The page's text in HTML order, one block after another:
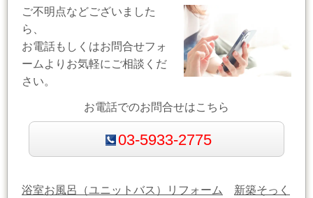
ご不明点などございました
ら、
お電話もしくはお問合せフォ
ームよりお気軽にご相談くだ
さい。
お電話でのお問合せはこちら
03-5933-2775
浴室お風呂（ユニットバス）リフォーム
新築そっく